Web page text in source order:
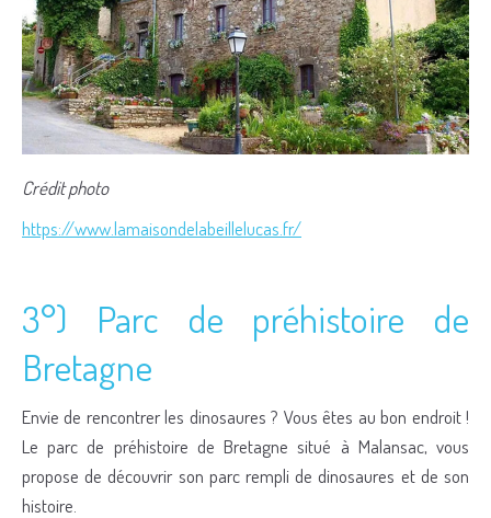
Crédit photo
https://www.lamaisondelabeillelucas.fr/
3°) Parc de préhistoire de
Bretagne
Envie de rencontrer les dinosaures ? Vous êtes au bon endroit !
Le parc de préhistoire de Bretagne situé à Malansac, vous
propose de découvrir son parc rempli de dinosaures et de son
histoire.